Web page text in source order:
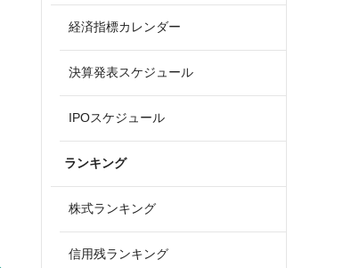
経済指標カレンダー
決算発表スケジュール
IPOスケジュール
ランキング
株式ランキング
信用残ランキング